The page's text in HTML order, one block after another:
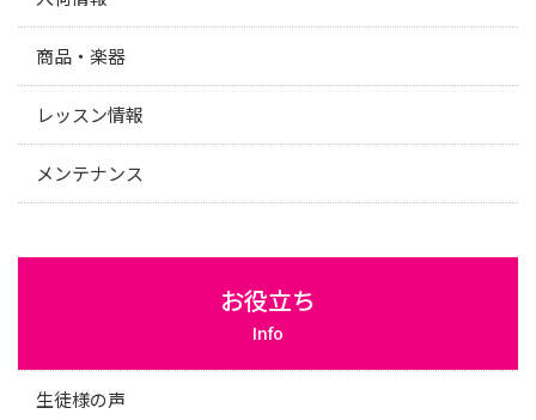
商品・楽器
レッスン情報
メンテナンス
お役立ち
Info
生徒様の声